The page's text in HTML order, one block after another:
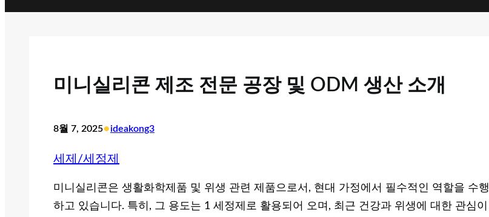
미니실리콘 제조 전문 공장 및 ODM 생산 소개
8월 7, 2025•ideakong3
세제/세정제
미니실리콘은 생활화학제품 및 위생 관련 제품으로서, 현대 가정에서 필수적인 역할을 수행
하고 있습니다. 특히, 그 용도는 1 세정제로 활용되어 오며, 최근 건강과 위생에 대한 관심이